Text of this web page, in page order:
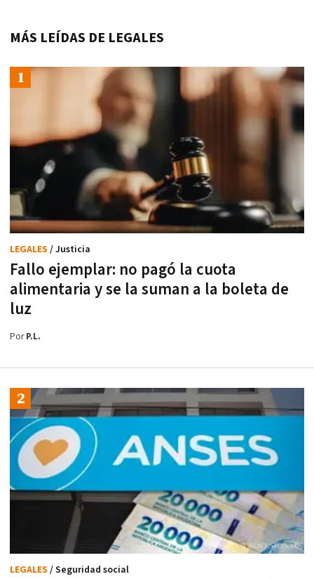
MÁS LEÍDAS DE LEGALES
Fallo ejemplar: no pagó la cuota
alimentaria y se la suman a la boleta de
luz
LEGALES / Justicia
PorP.L.
LEGALES / Seguridad social